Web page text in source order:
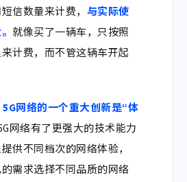
信数量来计费， 与实际使
就像买了一辆车，只按照
计费，而不管这辆车开起
5G网络的一个重大创新是“体
网络有了更强大的技术能力
供不同档次的网络体验，
需求选择不同品质的网络